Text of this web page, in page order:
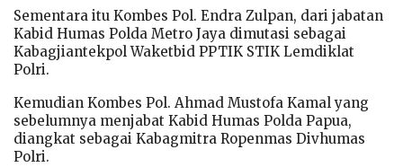
Sementara itu Kombes Pol. Endra Zulpan, dari jabatan
Kabid Humas Polda Metro Jaya dimutasi sebagai
Kabagjiantekpol Waketbid PPTIK STIK Lemdiklat
Polri.
Kemudian Kombes Pol. Ahmad Mustofa Kamal yang
sebelumnya menjabat Kabid Humas Polda Papua,
diangkat sebagai Kabagmitra Ropenmas Divhumas
Polri.